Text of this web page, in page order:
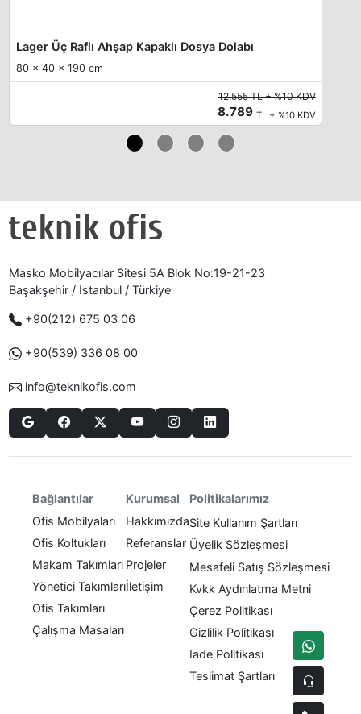
Lager Üç Raflı Ahşap Kapaklı Dosya Dolabı
80 x 40 x 190 cm
12.555 TL + %10 KDV
8.789 TL + %10 KDV
Masko Mobilyacılar Sitesi 5A Blok No:19-21-23
Başakşehir / Istanbul / Türkiye
+90(212) 675 03 06
+90(539) 336 08 00
info@teknikofis.com
Bağlantılar
Ofis Mobilyaları
Ofis Koltukları
Makam Takımları
Yönetici Takımları
Ofis Takımları
Çalışma Masaları
Kurumsal
Hakkımızda
Referanslar
Projeler
İletişim
Politikalarımız
Site Kullanım Şartları
Üyelik Sözleşmesi
Mesafeli Satış Sözleşmesi
Kvkk Aydınlatma Metni
Çerez Politikası
Gizlilik Politikası
Iade Politikası
Teslimat Şartları